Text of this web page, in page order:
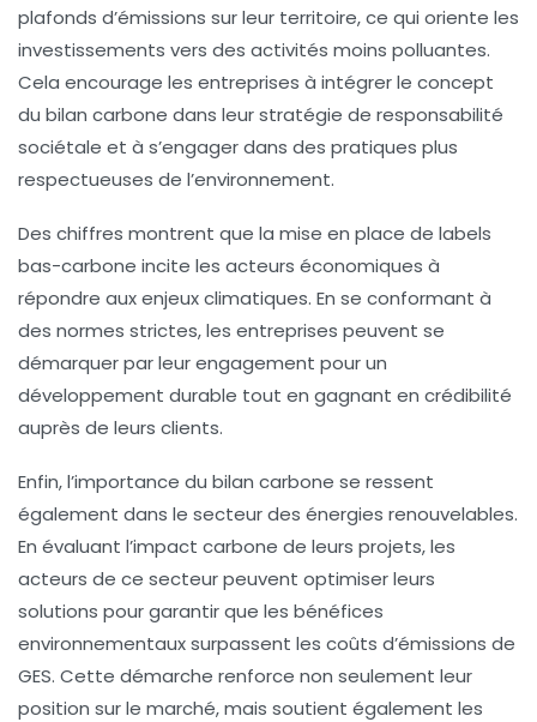
plafonds d’émissions sur leur territoire, ce qui oriente les
investissements vers des activités moins polluantes.
Cela encourage les entreprises à intégrer le concept
du bilan carbone dans leur stratégie de responsabilité
sociétale et à s’engager dans des pratiques plus
respectueuses de l’environnement.
Des chiffres montrent que la mise en place de labels
bas-carbone incite les acteurs économiques à
répondre aux enjeux climatiques. En se conformant à
des normes strictes, les entreprises peuvent se
démarquer par leur engagement pour un
développement durable tout en gagnant en crédibilité
auprès de leurs clients.
Enfin, l’importance du bilan carbone se ressent
également dans le secteur des énergies renouvelables.
En évaluant l’impact carbone de leurs projets, les
acteurs de ce secteur peuvent optimiser leurs
solutions pour garantir que les bénéfices
environnementaux surpassent les coûts d’émissions de
GES. Cette démarche renforce non seulement leur
position sur le marché, mais soutient également les